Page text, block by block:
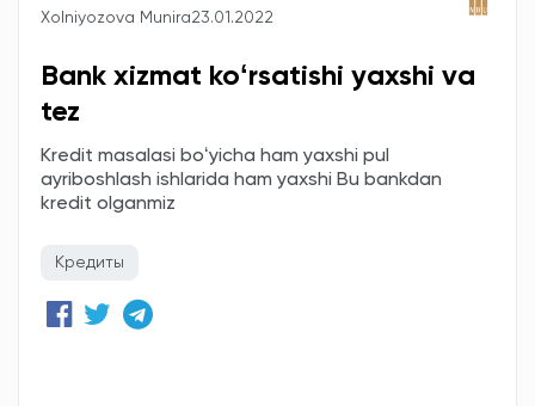
Xolniyozova Munira23.01.2022
Bank xizmat koʻrsatishi yaxshi va
tez
Kredit masalasi boʻyicha ham yaxshi pul
ayriboshlash ishlarida ham yaxshi Bu bankdan
kredit olganmiz
Кредиты